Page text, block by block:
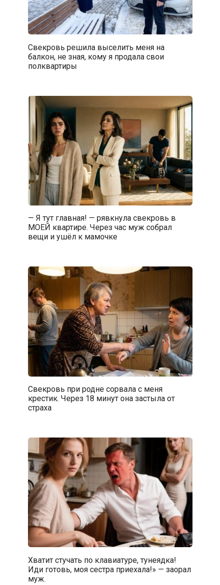
Свекровь решила выселить меня на
балкон, не зная, кому я продала свои
полквартиры
— Я тут главная! — рявкнула свекровь в
МОЕЙ квартире. Через час муж собрал
вещи и ушёл к мамочке
Свекровь при родне сорвала с меня
крестик. Через 18 минут она застыла от
страха
Хватит стучать по клавиатуре, тунеядка!
Иди готовь, моя сестра приехала!» — заорал
муж.